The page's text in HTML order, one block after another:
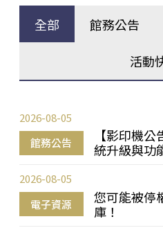
全部 館務公告
活動
館務公告
【影印機
統升級與功
2026-08-05
電子資源
您可能被停
庫！
2026-08-05